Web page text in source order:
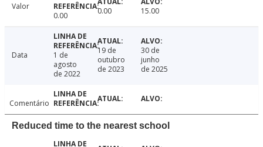
Valor
0.00
0.00 15.00
Data
1 de
agosto
de 2022
19 de
outubro
de 2023
30 de
junho
de 2025
Comentário
Reduced time to the nearest school